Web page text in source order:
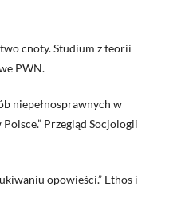
cnoty. Studium z teorii
PWN.
niepełnosprawnych w
Przegląd Socjologii
opowieści.” Ethos i